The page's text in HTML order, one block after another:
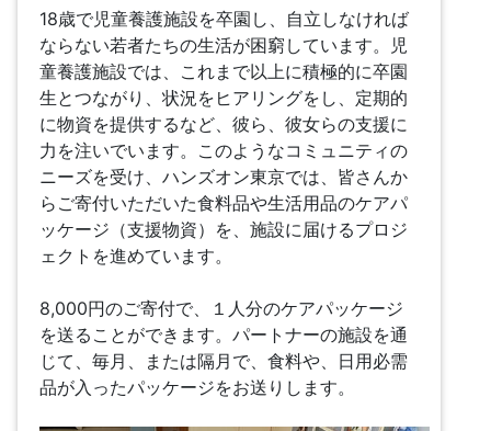
18歳で児童養護施設を卒園し、自立しなければ
ならない若者たちの生活が困窮しています。児
童養護施設では、これまで以上に積極的に卒園
生とつながり、状況をヒアリングをし、定期的
に物資を提供するなど、彼ら、彼女らの支援に
力を注いでいます。このようなコミュニティの
ニーズを受け、ハンズオン東京では、皆さんか
らご寄付いただいた食料品や生活用品のケアパ
ッケージ（支援物資）を、施設に届けるプロジ
ェクトを進めています。
8,000円のご寄付で、１人分のケアパッケージ
を送ることができます。パートナーの施設を通
じて、毎月、または隔月で、食料や、日用必需
品が入ったパッケージをお送りします。